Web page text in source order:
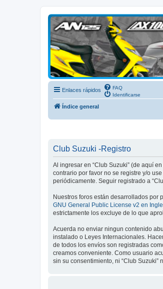
Club Suzuki
Enlaces rápidos
FAQ
Identificarse
Índice general
Club Suzuki -Registro
Al ingresar en “Club Suzuki” (de aquí
contrario por favor no se registre y/o
periódicamente. Seguir registrado a
Nuestros foros están desarrollados por
GNU General Public License v2 en
estrictamente los excluye de lo que
Acuerda no enviar ningun contenido
instalado o Leyes Internacionales.
de todos los envíos son registradas
creamos conveniente. Como usuario
sin su consentimiento, ni “Club